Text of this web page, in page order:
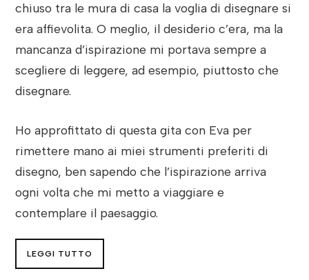
chiuso tra le mura di casa la voglia di disegnare si
era affievolita. O meglio, il desiderio c’era, ma la
mancanza d’ispirazione mi portava sempre a
scegliere di leggere, ad esempio, piuttosto che
disegnare.
Ho approfittato di questa gita con Eva per
rimettere mano ai miei strumenti preferiti di
disegno, ben sapendo che l’ispirazione arriva
ogni volta che mi metto a viaggiare e
contemplare il paesaggio.
LEGGI TUTTO